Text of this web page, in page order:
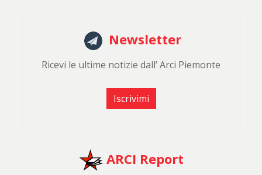
Newsletter
Ricevi le ultime notizie dall’ Arci Piemonte
Iscrivimi
ARCI Report